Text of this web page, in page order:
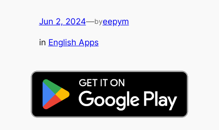
Jun 2, 2024—byeepym
in English Apps